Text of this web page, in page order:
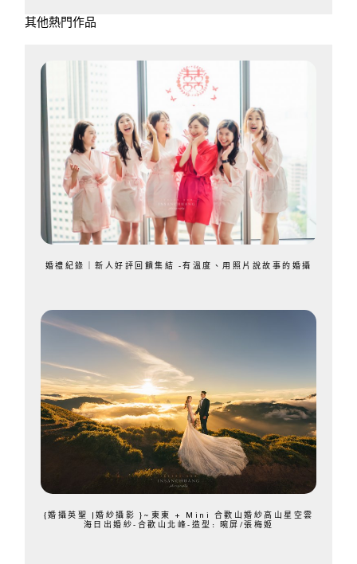
其他熱門作品
婚禮紀錄｜新人好評回饋集結 -有溫度、用照片說故事的婚攝
{婚攝英聖 |婚紗攝影 }~東東 + Mini 合歡山婚紗高山星空雲
海日出婚紗-合歡山北峰-造型: 晼屏/張梅姬